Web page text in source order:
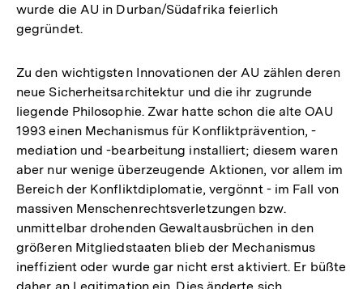
Auflösung
wurde die AU in Durban/Südafrika feierlich
gegründet.
Zu den wichtigsten Innovationen der AU zählen deren
neue Sicherheitsarchitektur und die ihr zugrunde
liegende Philosophie. Zwar hatte schon die alte OAU
1993 einen Mechanismus für Konfliktprävention, -
mediation und -bearbeitung installiert; diesem waren
aber nur wenige überzeugende Aktionen, vor allem im
Bereich der Konfliktdiplomatie, vergönnt - im Fall von
massiven Menschenrechtsverletzungen bzw.
unmittelbar drohenden Gewaltausbrüchen in den
größeren Mitgliedstaaten blieb der Mechanismus
ineffizient oder wurde gar nicht erst aktiviert. Er büßte
daher an Legitimation ein. Dies änderte sich